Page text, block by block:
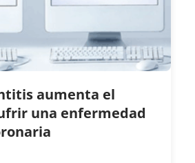
aumenta el
una enfermedad